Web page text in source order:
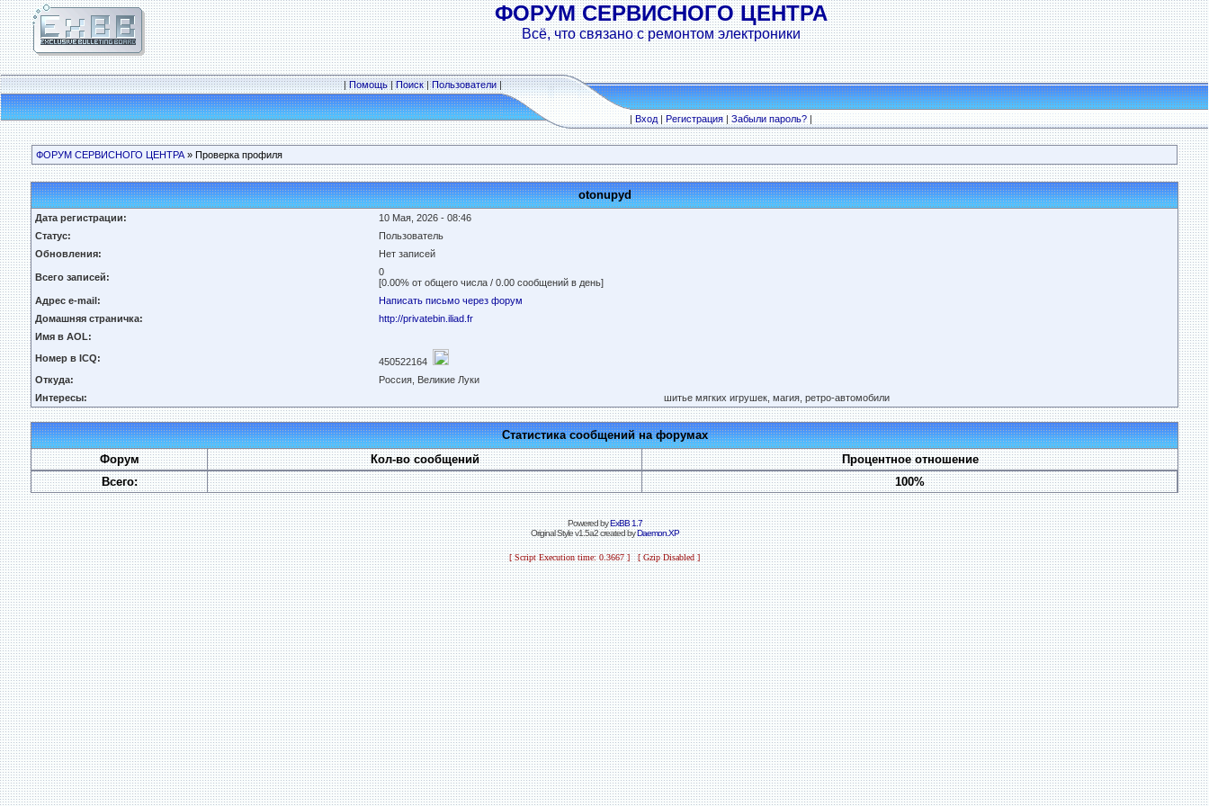
ФОРУМ СЕРВИСНОГО ЦЕНТРА
Всё, что связано с ремонтом электроники
|Помощь|Поиск|Пользователи|
|Вход|Регистрация|Забыли пароль?|
ФОРУМ СЕРВИСНОГО ЦЕНТРА » Проверка профиля
otonupyd
Дата регистрации:
10 Мая, 2026 - 08:46
Статус:
Пользователь
Обновления:
Нет записей
Всего записей:
0
[0.00% от общего числа / 0.00 сообщений в день]
Адрес e-mail:
Написать письмо через форум
Домашняя страничка:
http://privatebin.iliad.fr
Имя в AOL:
Номер в ICQ:
450522164
Откуда:
Россия, Великие Луки
Интересы:
шитье мягких игрушек, магия, ретро-автомобили
Статистика сообщений на форумах
Форум
Кол-во сообщений
Процентное отношение
Всего:
100%
Powered byExBB 1.7
Original Style v1.5a2 created byDaemon.XP
[ Script Execution time: 0.3667 ] [ Gzip Disabled ]